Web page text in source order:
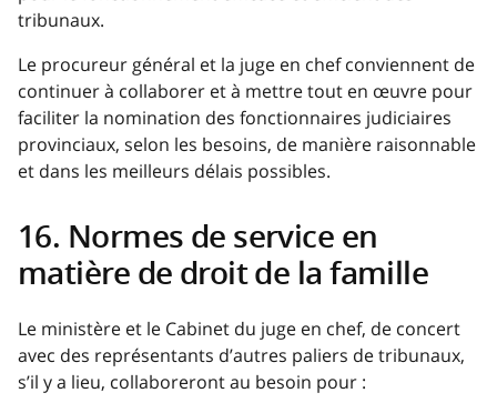
tribunaux.
Le procureur général et la juge en chef conviennent de
continuer à collaborer et à mettre tout en œuvre pour
faciliter la nomination des fonctionnaires judiciaires
provinciaux, selon les besoins, de manière raisonnable
et dans les meilleurs délais possibles.
16. Normes de service en
matière de droit de la famille
Le ministère et le Cabinet du juge en chef, de concert
avec des représentants d’autres paliers de tribunaux,
s’il y a lieu, collaboreront au besoin pour :